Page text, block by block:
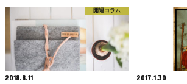
開運コラム
2018.8.11
2017.1.30